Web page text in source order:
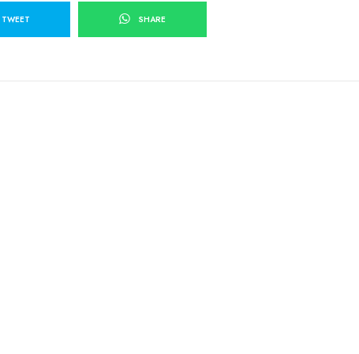
TWEET SHARE